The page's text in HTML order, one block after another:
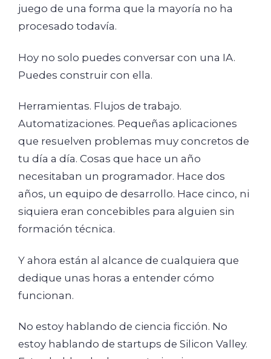
juego de una forma que la mayoría no ha
procesado todavía.
Hoy no solo puedes conversar con una IA.
Puedes construir con ella.
Herramientas. Flujos de trabajo.
Automatizaciones. Pequeñas aplicaciones
que resuelven problemas muy concretos de
tu día a día. Cosas que hace un año
necesitaban un programador. Hace dos
años, un equipo de desarrollo. Hace cinco, ni
siquiera eran concebibles para alguien sin
formación técnica.
Y ahora están al alcance de cualquiera que
dedique unas horas a entender cómo
funcionan.
No estoy hablando de ciencia ficción. No
estoy hablando de startups de Silicon Valley.